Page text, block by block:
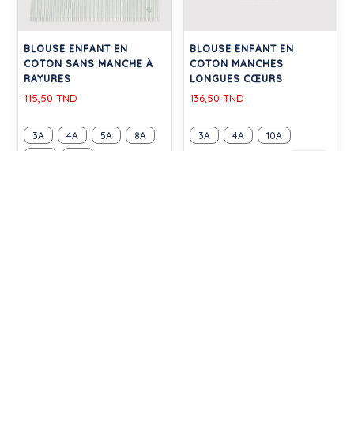
BLOUSE ENFANT EN
COTON SANS MANCHE À
RAYURES
115,50 TND
3A 4A 5A
8A
BLOUSE ENFANT EN
COTON MANCHES
LONGUES CŒURS
136,50 TND
3A 4A 10A